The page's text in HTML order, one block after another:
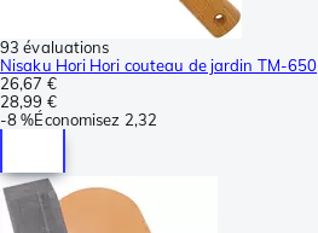
93 évaluations
Nisaku Hori Hori couteau de jardin TM-650
26,67 €
28,99 €
-8 %Économisez 2,32